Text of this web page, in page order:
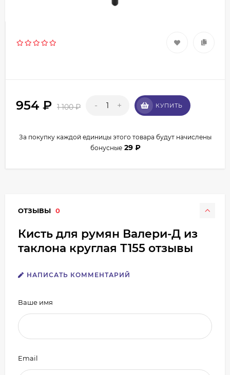
954 ₽ 1 100₽ - + КУПИТЬ
За покупку каждой единицы этого товара будут начислены
бонусные 29 ₽
ОТЗЫВЫ 0
Кисть для румян Валери-Д из
таклона круглая Т155 отзывы
НАПИСАТЬ КОММЕНТАРИЙ
Ваше имя
Email